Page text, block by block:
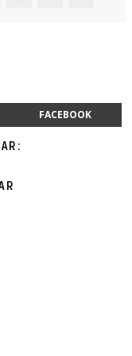
FACEBOOK